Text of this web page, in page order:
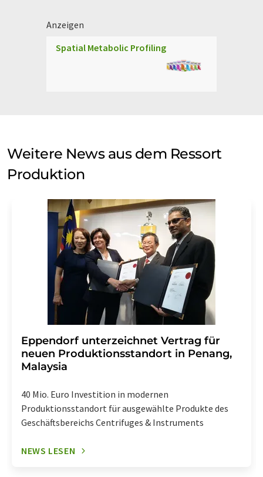
Anzeigen
Spatial Metabolic Profiling
Weitere News aus dem Ressort
Produktion
Eppendorf unterzeichnet Vertrag für
neuen Produktionsstandort in Penang,
Malaysia
40 Mio. Euro Investition in modernen
Produktionsstandort für ausgewählte Produkte des
Geschäftsbereichs Centrifuges & Instruments
NEWS LESEN